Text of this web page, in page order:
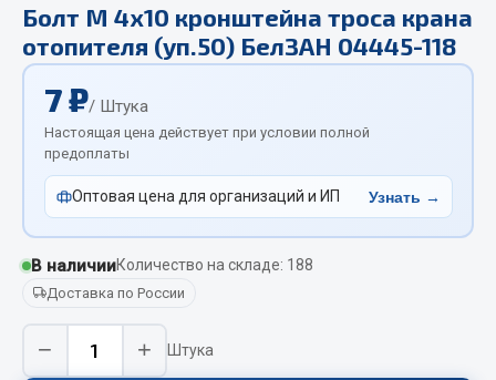
Отопители салона, подогреватели
Автономные воздушные отопители
Жидкостные подогреватели
Отопители салона
Подогреватели тосола
Весь раздел
Болт М 4х10 кронштейна троса крана
отопителя (уп.50) БелЗАН 04445-118
7 ₽/ Штука
Настоящая цена действует при условии полной
предоплаты
Оптовая цена для организаций и ИП Узнать →
В наличииКоличество на складе: 188
Доставка по России
− + Штука